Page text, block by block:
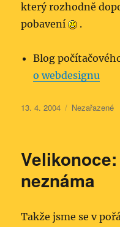
který rozhodně
pobavení
.
Blog
o webdesignu
Publikováno:
13. 4. 2004 Rubriky:
Nezařazené
neznáma
Takže jsme se v